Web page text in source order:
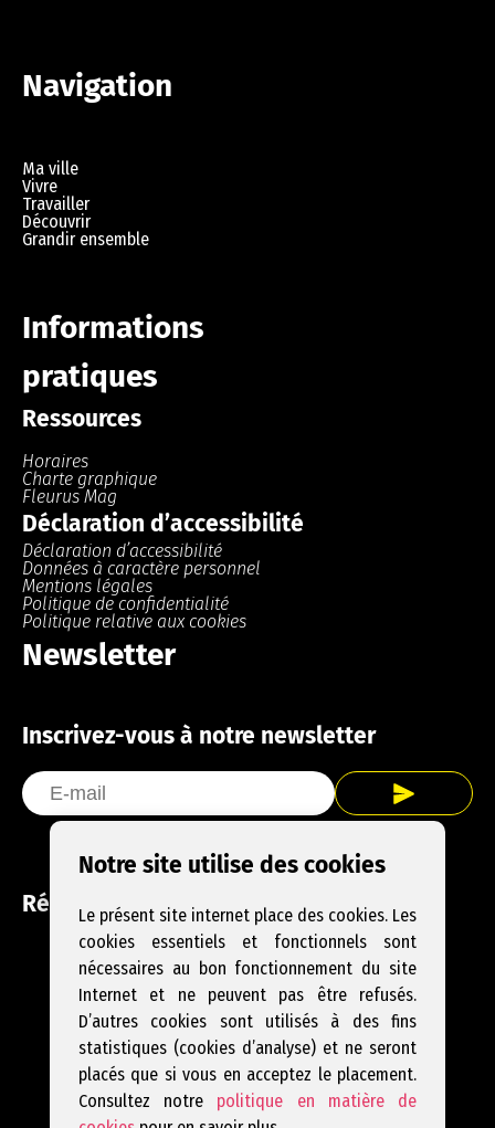
Navigation
Ma ville
Vivre
Travailler
Découvrir
Grandir ensemble
Informations
pratiques
Ressources
Horaires
Charte graphique
Fleurus Mag
Déclaration d’accessibilité
Déclaration d’accessibilité
Données à caractère personnel
Mentions légales
Politique de confidentialité
Politique relative aux cookies
Newsletter
Inscrivez-vous à notre newsletter
Réseaux sociaux
Facebook
Instagram
YouTube
Notre site utilise des cookies
Le présent site internet place des cookies. Les
cookies essentiels et fonctionnels sont
nécessaires au bon fonctionnement du site
Internet et ne peuvent pas être refusés.
D’autres cookies sont utilisés à des fins
statistiques (cookies d’analyse) et ne seront
placés que si vous en acceptez le placement.
Consultez notre politique en matière de